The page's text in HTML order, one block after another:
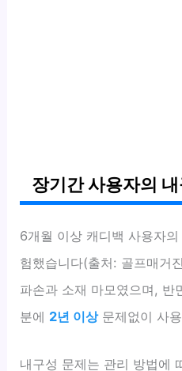
장기간 사용자의
6개월 이상 캐디백 사용자
험했습니다(출처: 골프매거
파손과 소재 마모였으며, 반
분에 2년 이상문제없이 사
내구성 문제는 관리 방법에